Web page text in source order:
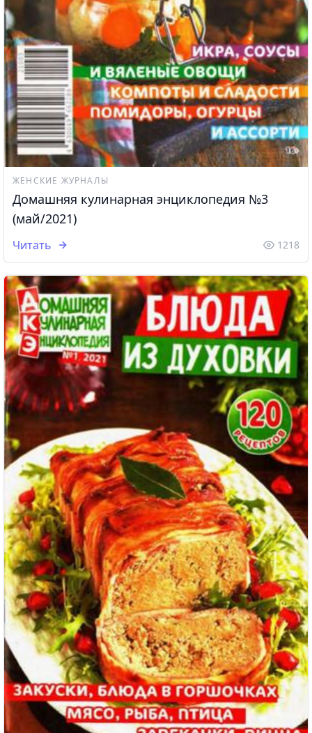
ЖЕНСКИЕ ЖУРНАЛЫ
Домашняя кулинарная энциклопедия №3
(май/2021)
Читать 1218